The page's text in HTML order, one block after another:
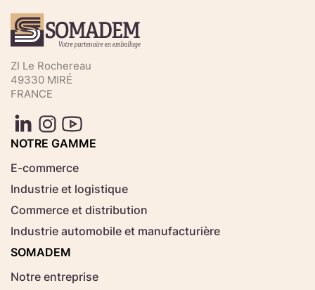
commande rapide
Aucun fichier
Télécharger
ZI Le Rochereau
49330 MIRÉ
FRANCE
NOTRE GAMME
E-commerce
Industrie et logistique
Commerce et distribution
Industrie automobile et manufacturière
SOMADEM
Notre entreprise